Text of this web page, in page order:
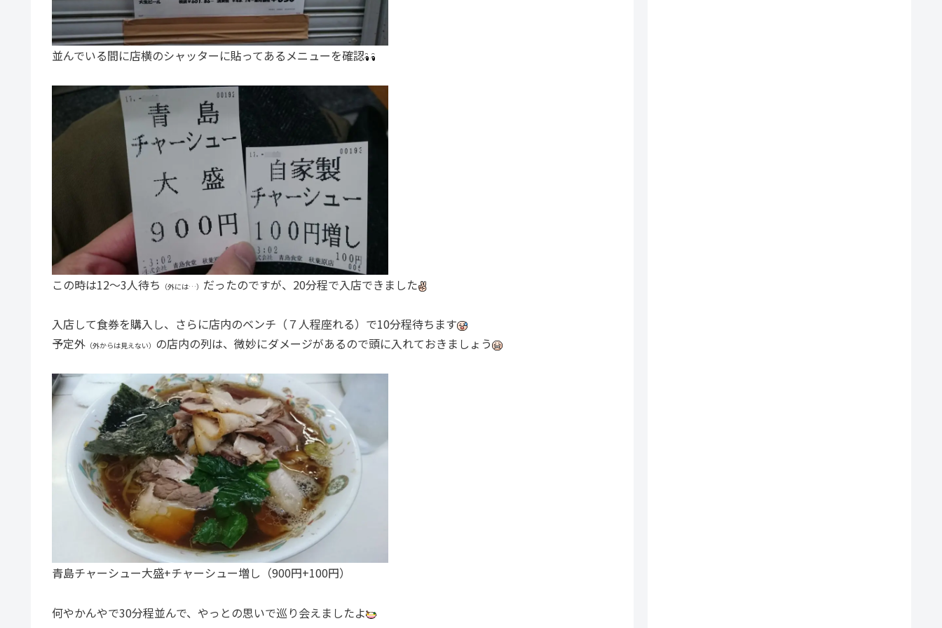
並んでいる間に店横のシャッターに貼ってあるメニューを確認
この時は12～3人待ち （外には…） だったのですが、20分程で入店できました
入店して食券を購入し、さらに店内のベンチ（７人程座れる）で10分程待ちます
予定外 （外からは見えない） の店内の列は、微妙にダメージがあるので頭に入れておきましょう
青島チャーシュー大盛+チャーシュー増し（900円+100円）
何やかんやで30分程並んで、やっとの思いで巡り会えましたよ